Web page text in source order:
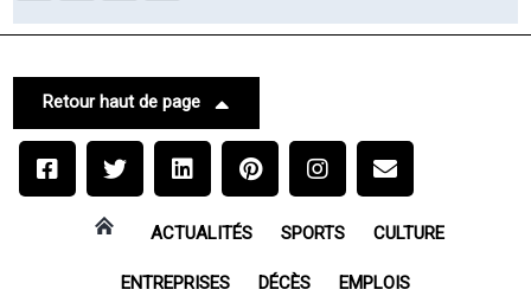
Retour haut de page
ACTUALITÉS SPORTS CULTURE
ENTREPRISES DÉCÈS EMPLOIS